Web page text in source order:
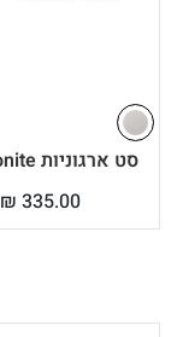
סט ארגוניות Samsonite
₪ 335.00